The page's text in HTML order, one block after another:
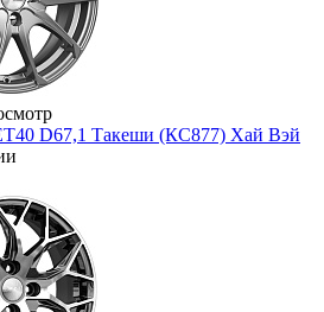
D67,1 Такеши (КС877) Хай Вэй